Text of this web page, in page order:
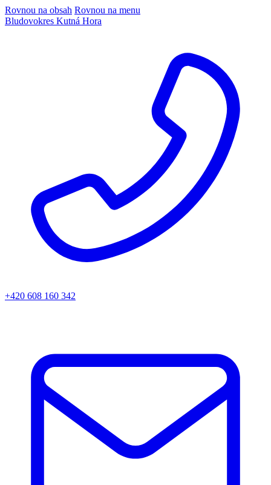
Rovnou na obsah Rovnou na menu
Bludovokres Kutná Hora
+420 608 160 342